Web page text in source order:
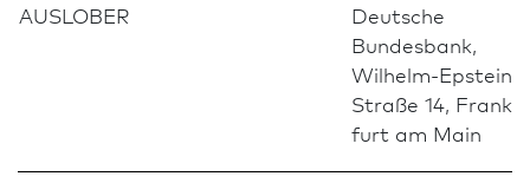
AUSLOBER
Deutsche
Bundes­bank,
Wilhelm-Epstein-
Straße 14, Frank­
furt am Main